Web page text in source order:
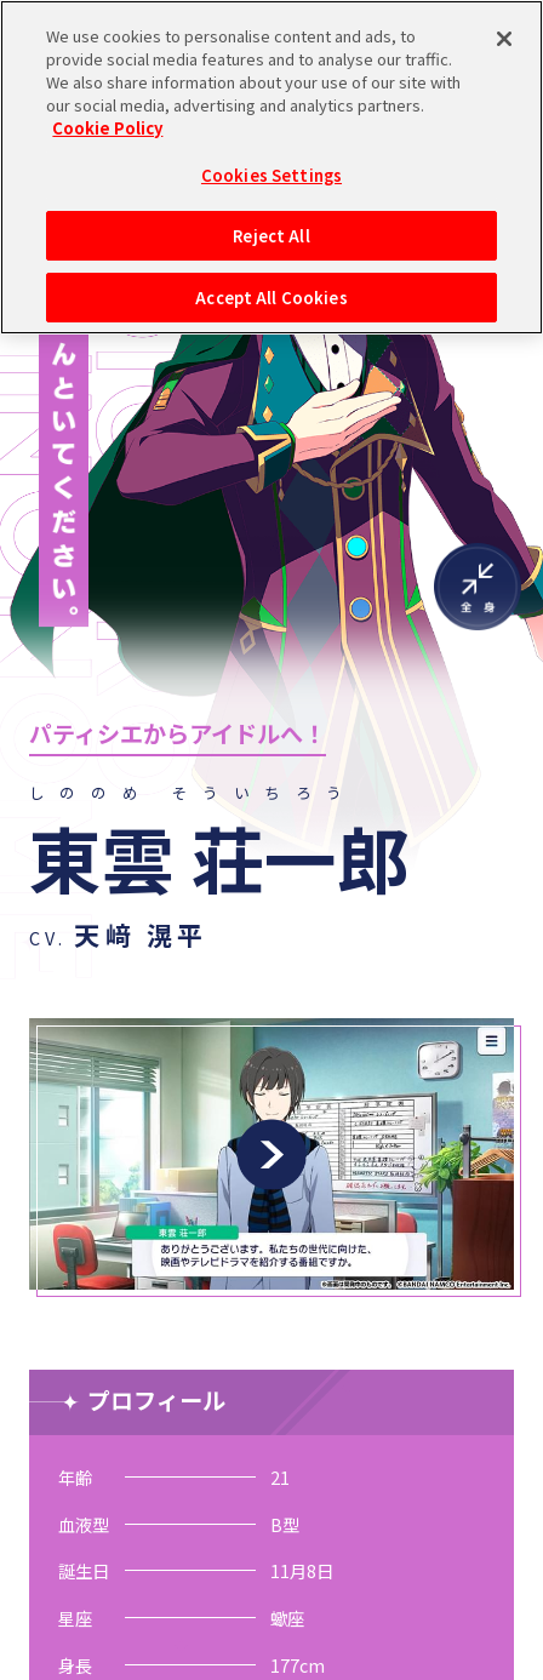
ブランドTOPへ
パティシエからアイドルへ！
しののめ そういちろう
東雲 荘一郎
CV. 天﨑 滉平
プロフィール
年齢
21
血液型
B型
誕生日
11月8日
星座
蠍座
身長
177cm
We use cookies to personalise content and ads, to
provide social media features and to analyse our traffic.
We also share information about your use of our site with
our social media, advertising and analytics partners.
Cookie Policy
Cookies Settings
Reject All
Accept All Cookies